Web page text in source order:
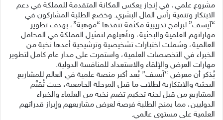
مشروع علمي، في إنجاز يعكس المكانة المتقدمة للمملكة في دعم
الابتكار وتنمية رأس المال البشري. وخضع الطلبة المشاركون في
“آيسف” لبرامج تدريبية مكثفة تنفذها “موهبة”، بهدف تطوير
مهاراتهم العلمية والبحثية، وتأهيلهم لتمثيل المملكة في المحافل
العالمية، وشملت اختبارات تشخيصية وترشيحية أعدها نخبة من
الخبراء في التخصصات العلمية، واستمرت على مدار عام كامل لتطوير
مهارات العرض والإلقاء والاستعداد للمنافسة الدولية.
يُذكر أن معرض “آيسف” يُعد أكبر منصة علمية في العالم للمشاريع
البحثية والابتكارية لطلاب ما قبل المرحلة الجامعية، حيث تُقيَّم
المشاريع من قبل لجنة تحكيم تضم نخبة من العلماء والخبراء
الدوليين، مما يمنح الطلبة فرصة لعرض مشاريعهم وإبراز قدراتهم
العلمية على مستوى عالمي.